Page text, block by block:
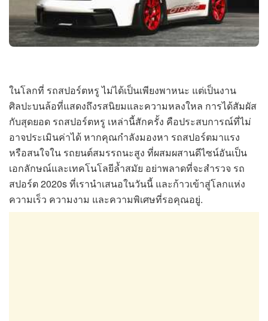
ในโลกที่ รถสปอร์ตหรู ไม่ได้เป็นเพียงพาหนะ แต่เป็นงาน
ศิลปะบนล้อที่แสดงถึงรสนิยมและความหลงใหล การได้สัมผัส
กับสุดยอด รถสปอร์ตหรู เหล่านี้สักครั้ง คือประสบการณ์ที่ไม่
อาจประเมินค่าได้ หากคุณกำลังมองหา รถสปอร์ตมาแรง
หรือสนใจใน รถยนต์สมรรถนะสูง ที่ผสมผสานดีไซน์อันเป็น
เอกลักษณ์และเทคโนโลยีล้ำสมัย อย่าพลาดที่จะสำรวจ รถ
สปอร์ต 2020s ที่เรานำเสนอในวันนี้ และก้าวเข้าสู่โลกแห่ง
ความเร็ว ความงาม และความพิเศษที่รอคุณอยู่.